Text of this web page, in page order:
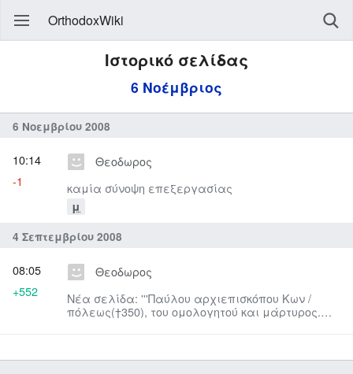
OrthodoxWiki
Ιστορικό σελίδας
6 Νοέμβριος
6 Νοεμβρίου 2008
Θεοδωρος
καμία σύνοψη επεξεργασίας
μ
10:14
-1
4 Σεπτεμβρίου 2008
Θεοδωρος
Νέα σελίδα: '''Παύλου αρχιεπισκόπου Κων /
πόλεως(†350), του ομολογητού και μάρτυρος.
08:05
+552